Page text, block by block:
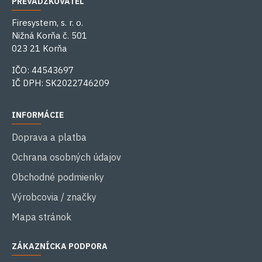
Firesystem, s. r. o.
Nižná Korňa č. 501
023 21 Korňa
IČO: 44543697
IČ DPH: SK2022746209
INFORMÁCIE
Doprava a platba
Ochrana osobných údajov
Obchodné podmienky
Výrobcovia / značky
Mapa stránok
ZÁKAZNÍCKA PODPORA